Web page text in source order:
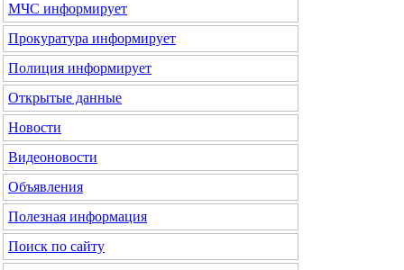
МЧС информирует
Прокуратура информирует
Полиция информирует
Открытые данные
Новости
Видеоновости
Объявления
Полезная информация
Поиск по сайту